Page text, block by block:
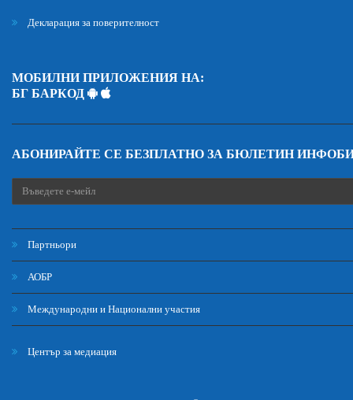
Декларация за поверителност
МОБИЛНИ ПРИЛОЖЕНИЯ НА:
БГ БАРКОД
АБОНИРАЙТЕ СЕ БЕЗПЛАТНО ЗА БЮЛЕТИН
Партньори
АОБР
Международни и Национални участия
Център за медиация